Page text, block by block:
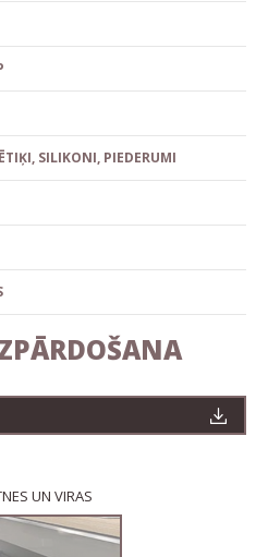
SILIKONI, PIEDERUMI
UN VIRAS